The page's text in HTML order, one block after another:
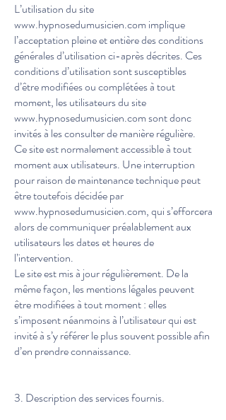
L’utilisation du site
www.hypnosedumusicien.com implique
l’acceptation pleine et entière des conditions
générales d’utilisation ci-après décrites. Ces
conditions d’utilisation sont susceptibles
d’être modifiées ou complétées à tout
moment, les utilisateurs du site
www.hypnosedumusicien.comsont donc
invités à les consulter de manière régulière.
Ce site est normalement accessible à tout
moment aux utilisateurs. Une interruption
pour raison de maintenance technique peut
être toutefois décidée par
www.hypnosedumusicien.com, qui s’efforcera
alors de communiquer préalablement aux
utilisateurs les dates et heures de
l’intervention.
Le site est mis à jour régulièrement. De la
même façon, les mentions légales peuvent
être modifiées à tout moment : elles
s’imposent néanmoins à l’utilisateur qui est
invité à s’y référer le plus souvent possible afin
d’en prendre connaissance.
3. Description des services fournis.